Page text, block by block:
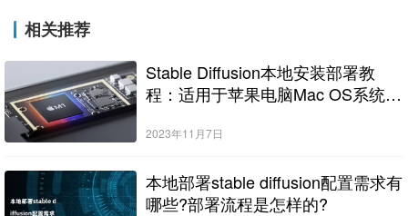
相关推荐
Stable Diffusion本地安装部署教
程：适用于苹果电脑Mac OS系统M
2023年11月7日
本地部署stable diffusion配置需求有
哪些?部署流程是怎样的?